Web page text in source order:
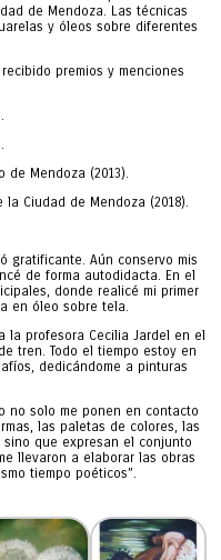
de Mendoza. Las técnicas
y óleos sobre diferentes
premios y menciones
de Mendoza (2013).
Ciudad de Mendoza (2018).
gratificante. Aún conservo mis
de forma autodidacta. En el
donde realicé mi primer
en óleo sobre tela.
la profesora Cecilia Jardel en el
tren. Todo el tiempo estoy en
dedicándome a pinturas
no solo me ponen en contacto
las paletas de colores, las
que expresan el conjunto
llevaron a elaborar las obras
tiempo poéticos”.